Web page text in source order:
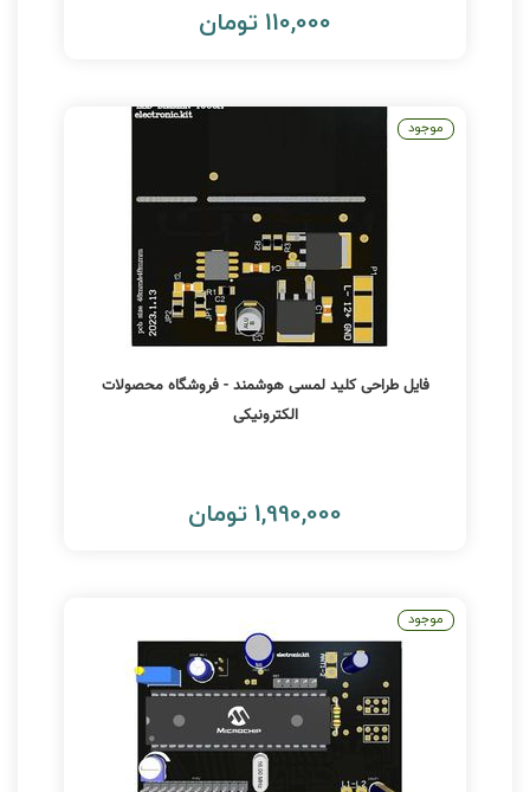
110,000 تومان
فایل طراحی کلید لمسی هوشمند - فروشگاه محصولات
الکترونیکی
1,990,000 تومان
موجود
موجود